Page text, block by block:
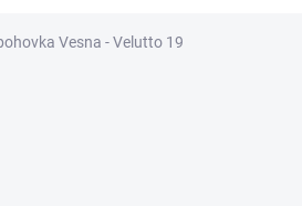
Vesna - Velutto 19